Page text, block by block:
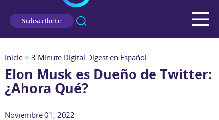
Subscríbete
Inicio > 3 Minute Digital Digest en Español
Elon Musk es Dueño de Twitter:
¿Ahora Qué?
Noviembre 01, 2022